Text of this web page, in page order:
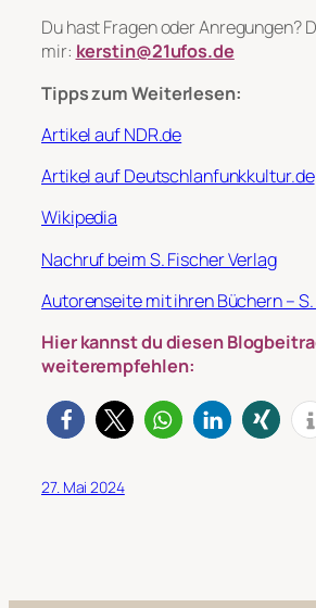
Du hast Fragen oder Anregungen?
mir: kerstin@21ufos.de
Tipps zum Weiterlesen:
Artikel auf NDR.de
Artikel auf Deutschlanfunkkultur.de
Wikipedia
Nachruf beim S. Fischer Verlag
Autorenseite mit ihren Büchern –
Hier kannst du diesen
weiterempfehlen:
27. Mai 2024